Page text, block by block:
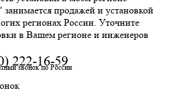
продажей и установкой
регионах России. Уточните
в Вашем регионе и инженеров
222-16-59
звонок по России